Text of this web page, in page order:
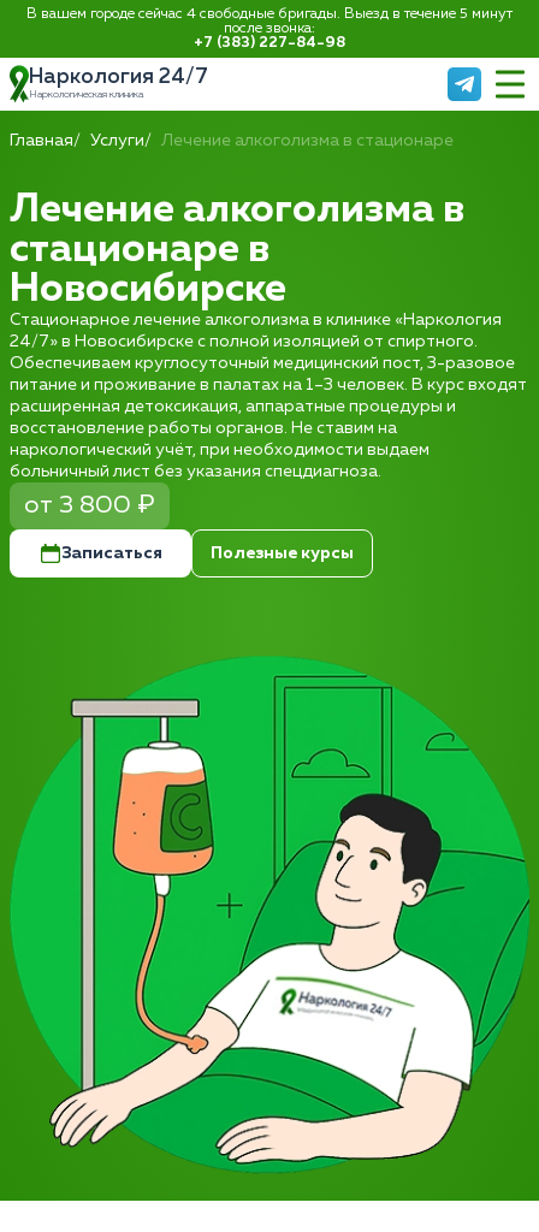
В вашем городе сейчас 4 свободные бригады. Выезд в течение 5 минут
после звонка:
+7 (383) 227-84-98
Наркология 24/7
Наркологическая клиника
Главная Услуги Лечение алкоголизма в стационаре
Лечение алкоголизма в
стационаре в
Новосибирске
Стационарное лечение алкоголизма в клинике «Наркология
24/7» в Новосибирске с полной изоляцией от спиртного.
Обеспечиваем круглосуточный медицинский пост, 3-разовое
питание и проживание в палатах на 1–3 человек. В курс входят
расширенная детоксикация, аппаратные процедуры и
восстановление работы органов. Не ставим на
наркологический учёт, при необходимости выдаем
больничный лист без указания спецдиагноза.
от 3 800 ₽
Записаться Полезные курсы